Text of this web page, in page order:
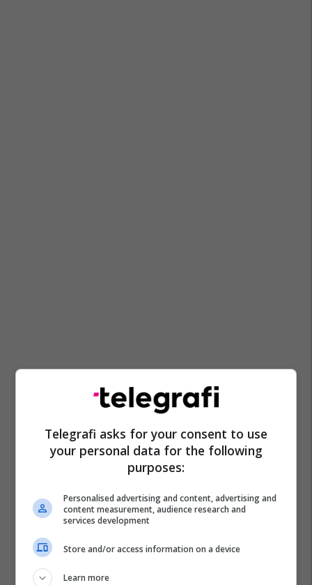
Telegrafi asks for your consent to use
your personal data for the following
purposes:
Personalised advertising and content, advertising and
content measurement, audience research and
services development
Store and/or access information on a device
Learn more